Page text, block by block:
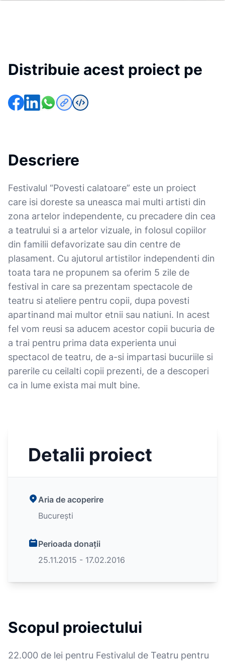
Distribuie acest proiect pe
Descriere
Festivalul “Povesti calatoare” este un proiect
care isi doreste sa uneasca mai multi artisti din
zona artelor independente, cu precadere din cea
a teatrului si a artelor vizuale, in folosul copiilor
din familii defavorizate sau din centre de
plasament. Cu ajutorul artistilor independenti din
toata tara ne propunem sa oferim 5 zile de
festival in care sa prezentam spectacole de
teatru si ateliere pentru copii, dupa povesti
apartinand mai multor etnii sau natiuni. In acest
fel vom reusi sa aducem acestor copii bucuria de
a trai pentru prima data experienta unui
spectacol de teatru, de a-si impartasi bucuriile si
parerile cu ceilalti copii prezenti, de a descoperi
ca in lume exista mai mult bine.
Detalii proiect
Aria de acoperire
București
Perioada donații
25.11.2015 - 17.02.2016
Scopul proiectului
22.000 de lei pentru Festivalul de Teatru pentru